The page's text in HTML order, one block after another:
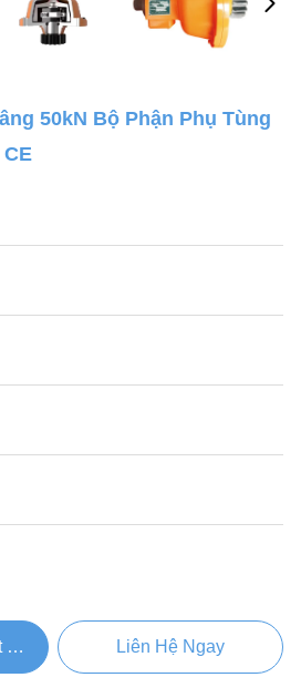
50kN Bộ Phận Phụ Tùng
Liên Hệ Ngay